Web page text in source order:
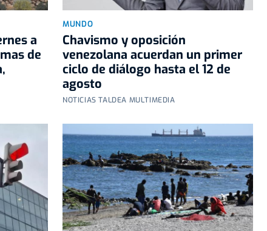
a
de
MUNDO
Chavismo y oposición
venezolana acuerdan un primer
ciclo de diálogo hasta el 12 de
agosto
NOTICIAS TALDEA MULTIMEDIA